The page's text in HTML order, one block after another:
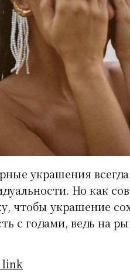
украшения
Но как
чтобы украшение
с годами, ведь на
link